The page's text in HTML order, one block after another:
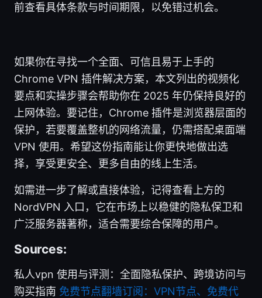
前查看具体条款与时间期限，以免错过机会。
如果你在寻找一个全面、可信且易于上手的
Chrome VPN 插件解决方案，本文列出的视频化
要点和实操步骤会帮助你在 2025 年仍保持良好的
上网体验。要记住，Chrome 插件是浏览器层面的
保护，若要覆盖整机的网络流量，仍需搭配桌面端
VPN 使用。希望这份指南能让你更快地做出选
择，享受更安全、更多自由的线上生活。
如需进一步了解或直接体验，记得查看上方的
NordVPN 入口，它在市场上以稳健的隐私保卫和
广泛服务器著称，适合需要综合保障的用户。
Sources:
私人vpn 使用与评测：全面隐私保护、跨境访问与
购买指南 免费节点翻墙订阅：VPN节点、免费代